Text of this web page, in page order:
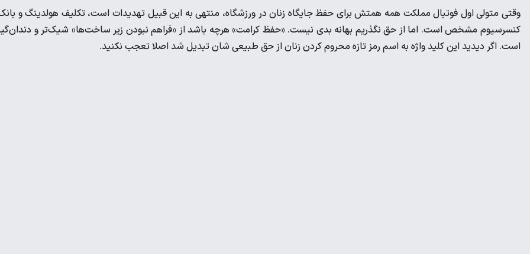
وقتی متولی اول فوتبال مملکت همه همتش برای حفظ جایگاه زنان در ورزشگاه، منتهی به این قبیل تهدیدات است، تکلیف هولدینگ و
کنسرسیوم مشخص است. اما از حق نگذریم بهانه بدی نیست. «حفظ کرامت» هرچه باشد از «فراهم نبودن زیر ساخت‌ها» شیک‌تر و
است. اگر دیدید این کلید واژه به اسم رمز تازه محروم کردن زنان از حق طبیعی شان تبدیل شد اصلا تعجب نکنید.